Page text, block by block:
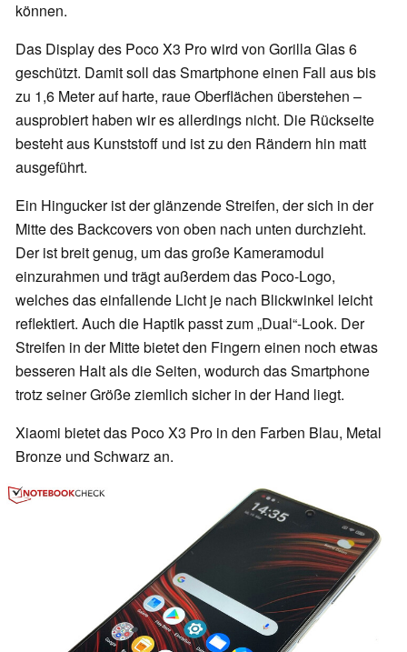
können.
Das Display des Poco X3 Pro wird von Gorilla Glas 6
geschützt. Damit soll das Smartphone einen Fall aus bis
zu 1,6 Meter auf harte, raue Oberflächen überstehen –
ausprobiert haben wir es allerdings nicht. Die Rückseite
besteht aus Kunststoff und ist zu den Rändern hin matt
ausgeführt.
Ein Hingucker ist der glänzende Streifen, der sich in der
Mitte des Backcovers von oben nach unten durchzieht.
Der ist breit genug, um das große Kameramodul
einzurahmen und trägt außerdem das Poco-Logo,
welches das einfallende Licht je nach Blickwinkel leicht
reflektiert. Auch die Haptik passt zum „Dual“-Look. Der
Streifen in der Mitte bietet den Fingern einen noch etwas
besseren Halt als die Seiten, wodurch das Smartphone
trotz seiner Größe ziemlich sicher in der Hand liegt.
Xiaomi bietet das Poco X3 Pro in den Farben Blau, Metal
Bronze und Schwarz an.